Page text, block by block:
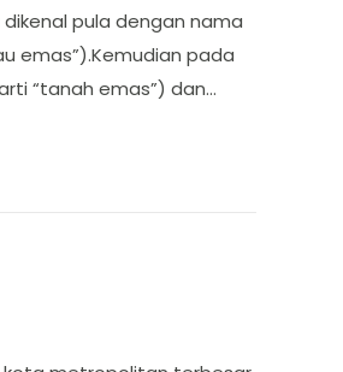
dikenal pula dengan nama
emas”).Kemudian pada
“tanah emas”) dan…